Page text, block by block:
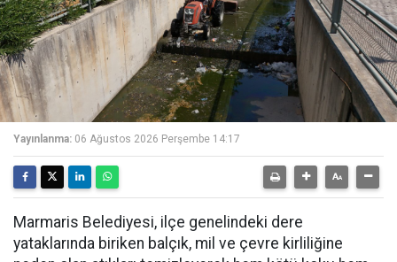
Yayınlanma: 06 Ağustos 2026 Perşembe 14:17
Marmaris Belediyesi, ilçe genelindeki dere
yataklarında biriken balçık, mil ve çevre kirliliğine